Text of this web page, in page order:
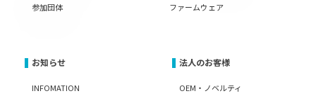
参加団体 ファームウェア
お知らせ
INFOMATION
法人のお客様
OEM・ノベルティ